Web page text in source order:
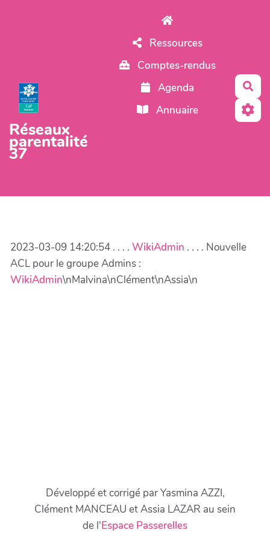
Réseaux
parentalité
37
Ressources
Comptes-rendus
Agenda
Annuaire
2023-03-09 14:20:54 . . . . WikiAdmin . . . . Nouvelle
ACL pour le groupe Admins :
WikiAdmin\nMalvina\nClément\nAssia\n
Développé et corrigé par Yasmina AZZI,
Clément MANCEAU et Assia LAZAR au sein
de l'Espace Passerelles